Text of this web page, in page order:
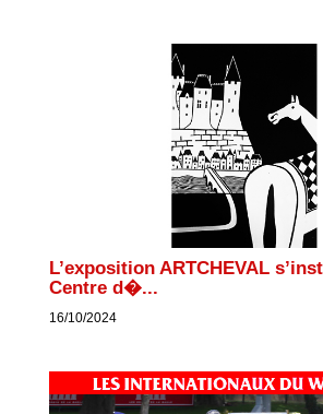
L’exposition ARTCHEVAL
Centre d�...
16/10/2024